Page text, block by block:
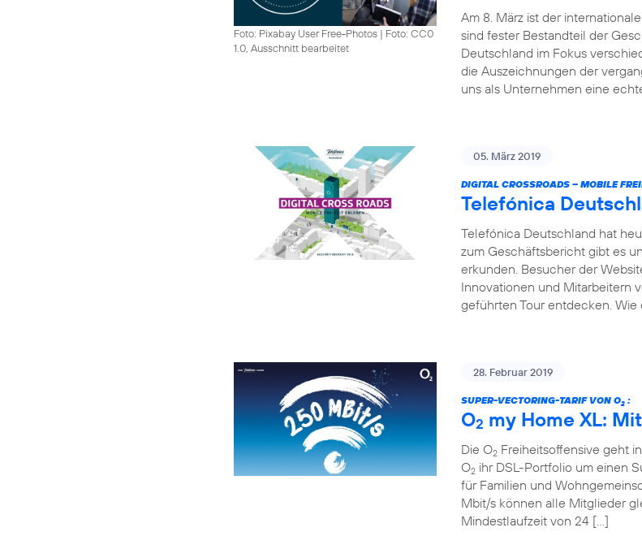
Foto: Pixabay User Free-Photos | Foto: CC0
1.0, Ausschnitt bearbeitet
Am 8. März ist der
sind fester Bestandteil der
Deutschland im Fokus
die Auszeichnungen der
uns als Unternehmen eine
05. März 2019
DIGITAL CROSSROADS – MOBILE
Telefónica
Telefónica Deutschland hat
zum Geschäftsbericht gibt es
erkunden. Besucher der
Innovationen und Mitarbeitern
geführten Tour entdecken.
28. Februar 2019
SUPER-VECTORING-TARIF VON O2 :
O2 my Home XL:
Die O2 Freiheitsoffensive geht
O2 ihr DSL-Portfolio um einen
für Familien und
Mbit/s können alle Mitglieder
Mindestlaufzeit von 24 […]